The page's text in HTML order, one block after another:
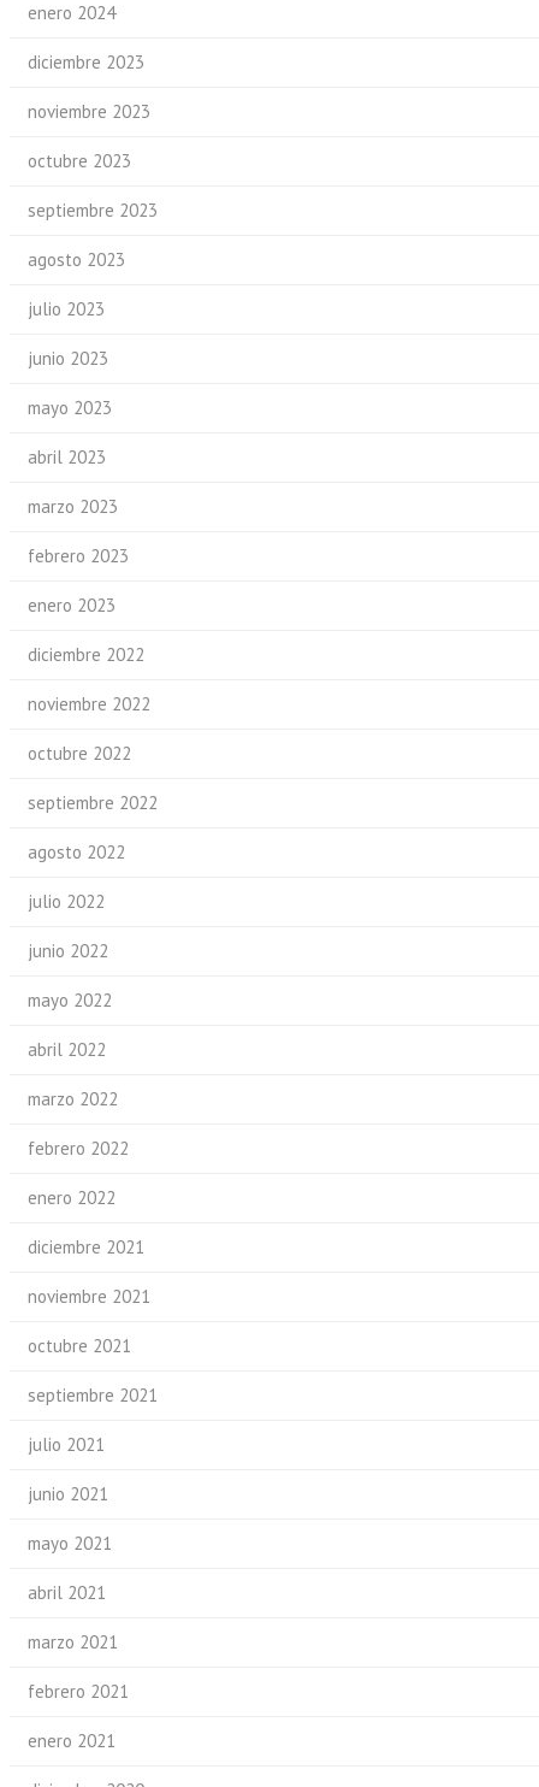
enero 2024
diciembre 2023
noviembre 2023
octubre 2023
septiembre 2023
agosto 2023
julio 2023
junio 2023
mayo 2023
abril 2023
marzo 2023
febrero 2023
enero 2023
diciembre 2022
noviembre 2022
octubre 2022
septiembre 2022
agosto 2022
julio 2022
junio 2022
mayo 2022
abril 2022
marzo 2022
febrero 2022
enero 2022
diciembre 2021
noviembre 2021
octubre 2021
septiembre 2021
julio 2021
junio 2021
mayo 2021
abril 2021
marzo 2021
febrero 2021
enero 2021